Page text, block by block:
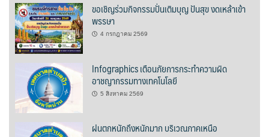
กรีนฮิลล์รีสอร์ท
ก๋างโต้งคอฟฟี่รีสอร์ท
ชมพูภูคารีสอร์ท
ต้นแหลงโฮมสเตย์
ตูบฮิมโต้งโฮมสเตย์
ขอเชิญร่วมกิจกรรมปั่นเติมบุญ ปันสุข งดเหล้าเข้า
พรรษา
4 กรกฎาคม 2569
Infographics เตือนภัยการกระทำความผิด
อาชญากรรมทางเทคโนโลยี
5 สิงหาคม 2569
ฝนตกหนักถึงหนักมาก บริเวณภาคเหนือ